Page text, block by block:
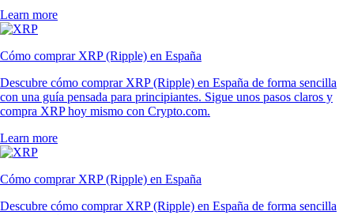
Learn more
Cómo comprar XRP (Ripple) en España
Descubre cómo comprar XRP (Ripple) en España de forma sencilla
con una guía pensada para principiantes. Sigue unos pasos claros y
compra XRP hoy mismo con Crypto.com.
Learn more
Cómo comprar XRP (Ripple) en España
Descubre cómo comprar XRP (Ripple) en España de forma sencilla